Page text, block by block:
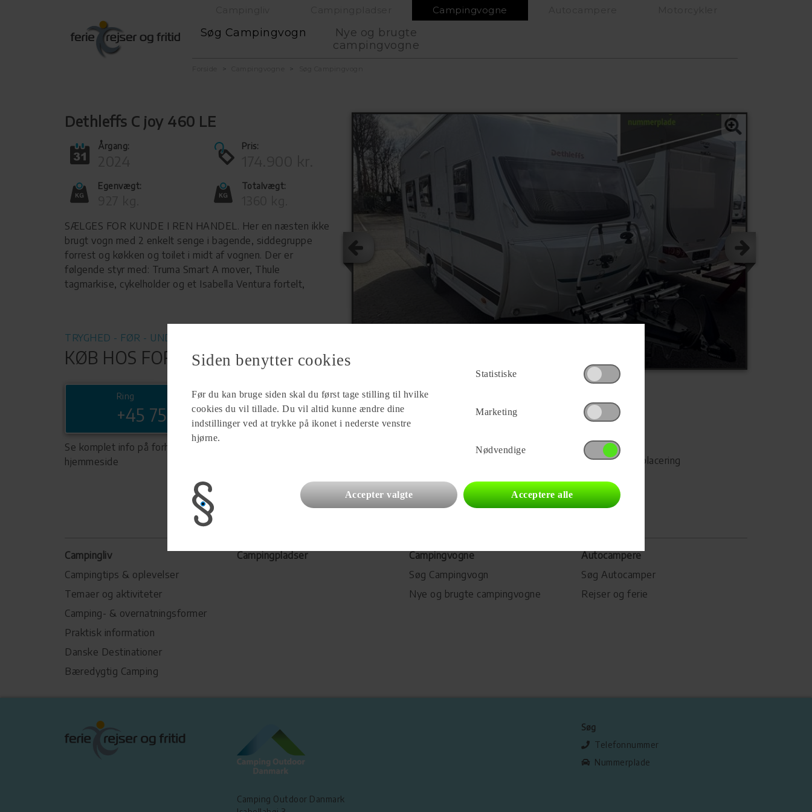
Campingvogne
Søg Campingvogn
Nye og brugte
campingvogne
Dethleffs C joy 460 LE
Årgang: Pris:
Egenvægt: Totalvægt:
SÆLGES FOR KUNDE I REN HANDEL. Her en næsten ikke
brugt vogn med 2 enkelt senge i bagende, siddegruppe
forrest og køkken og toilet i midt af vognen. Der er
følgende styr med: Truma Smart A mover, Thule
tagmarkise, cykelholder og et Isabella Ventura fortelt,
TRYGHED - FØR - UNDER - EFTER
KØB HOS FORHANDLER
Ring
+45 75828422
Se komplet info på forhandlerens
hjemmeside
Forhandler
Se alle 87vogne for forhandleren
Udskriv
Campingvognens placering
Campingliv
Campingtips & oplevelser
Temaer og aktiviteter
Camping- & overnatningsformer
Praktisk information
Danske Destinationer
Bæredygtig Camping
Campingpladser
Campingvogne
Søg Campingvogn
Nye og brugte campingvogne
Autocampere
Søg Autocamper
Rejser og ferie
Camping Outdoor Danmark
Søg
Telefonnummer
Nummerplade
Siden benytter cookies
Før du kan bruge siden skal du først tage stilling til hvilke
cookies du vil tillade. Du vil altid kunne ændre dine
indstillinger ved at trykke på ikonet i nederste venstre
hjørne.
Statistiske
Marketing
Nødvendige
Accepter valgte Acceptere alle